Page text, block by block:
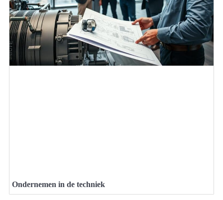
Ondernemen in de techniek